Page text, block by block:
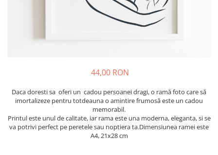
Tricouri Gameri
Tricouri Copii
44,00 RON
Daca doresti sa oferi un cadou persoanei dragi, o ramă foto care să
imortalizeze pentru totdeauna o amintire frumosă este un cadou
memorabil.
Printul este unul de calitate, iar rama este una moderna, eleganta, si se
va potrivi perfect pe peretele sau noptiera ta.Dimensiunea ramei este
A4, 21x28 cm